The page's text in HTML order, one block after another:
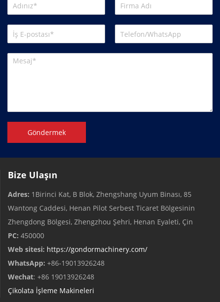
Göndermek
Bize Ulaşın
Adres: 1Birinci Kat, B Blok, Zhengshang Uyum Binası, 85
Wantong Caddesi, Henan Pilot Serbest Ticaret Bölgesinin
Zhengdong Bölgesi, Zhengzhou Şehri, Henan Eyaleti, Çin
PC: 450000
Web sitesi: https://gondormachinery.com/
WhatsApp: +86-19013926248
Wechat: +86 19013926248
Çikolata İşleme Makineleri